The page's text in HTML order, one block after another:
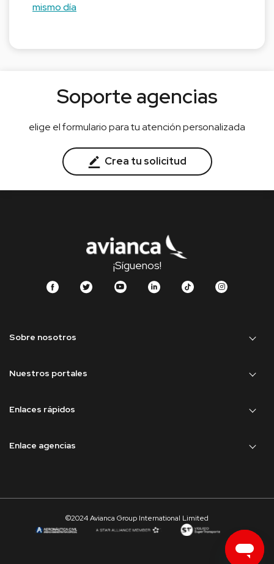
mismo día
Soporte agencias
elige el formulario para tu atención personalizada
Crea tu solicitud
¡Síguenos!
Sobre nosotros
Nuestros portales
Enlaces rápidos
Enlace agencias
©2024 Avianca Group International Limited